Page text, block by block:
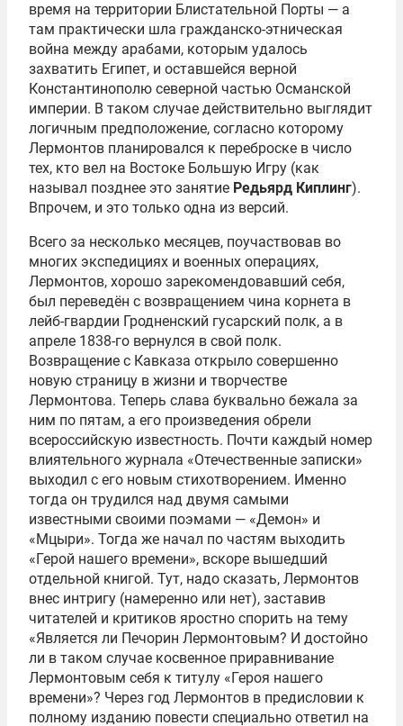
время на территории Блистательной Порты — а
там практически шла гражданско-этническая
война между арабами, которым удалось
захватить Египет, и оставшейся верной
Константинополю северной частью Османской
империи. В таком случае действительно выглядит
логичным предположение, согласно которому
Лермонтов планировался к переброске в число
тех, кто вел на Востоке Большую Игру (как
называл позднее это занятие Редьярд Киплинг).
Впрочем, и это только одна из версий.
Всего за несколько месяцев, поучаствовав во
многих экспедициях и военных операциях,
Лермонтов, хорошо зарекомендовавший себя,
был переведён с возвращением чина корнета в
лейб-гвардии Гродненский гусарский полк, а в
апреле 1838-го вернулся в свой полк.
Возвращение с Кавказа открыло совершенно
новую страницу в жизни и творчестве
Лермонтова. Теперь слава буквально бежала за
ним по пятам, а его произведения обрели
всероссийскую известность. Почти каждый номер
влиятельного журнала «Отечественные записки»
выходил с его новым стихотворением. Именно
тогда он трудился над двумя самыми
известными своими поэмами — «Демон» и
«Мцыри». Тогда же начал по частям выходить
«Герой нашего времени», вскоре вышедший
отдельной книгой. Тут, надо сказать, Лермонтов
внес интригу (намеренно или нет), заставив
читателей и критиков яростно спорить на тему
«Является ли Печорин Лермонтовым? И достойно
ли в таком случае косвенное приравнивание
Лермонтовым себя к титулу «Героя нашего
времени»? Через год Лермонтов в предисловии к
полному изданию повести специально ответил на